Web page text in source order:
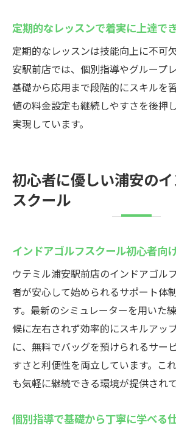
定期的なレッスンで着実に上達で
定期的なレッスンは技能向上に不可
安駅前店では、個別指導やグループ
基礎から応用まで段階的にスキルを
値の料金設定も継続しやすさを後押
実現しています。
初心者に優しい浦安の
スクール
インドアゴルフスクール初心者向
ウテミル浦安駅前店のインドアゴル
者が安心して始められるサポート体
す。最新のシミュレーターを用いた
候に左右されず効率的にスキルアッ
に、無料でバッグを預けられるサー
すさと利便性を両立しています。こ
も気軽に継続できる環境が提供されて
個別指導で基礎から丁寧に学べる